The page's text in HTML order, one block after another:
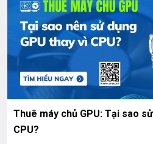
Thuê máy chủ GPU: Tại sao
CPU?